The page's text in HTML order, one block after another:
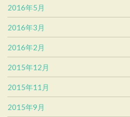
2016年5月
2016年3月
2016年2月
2015年12月
2015年11月
2015年9月